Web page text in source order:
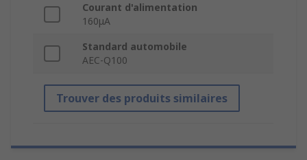
Courant d'alimentation
160μA
Standard automobile
AEC-Q100
Trouver des produits similaires